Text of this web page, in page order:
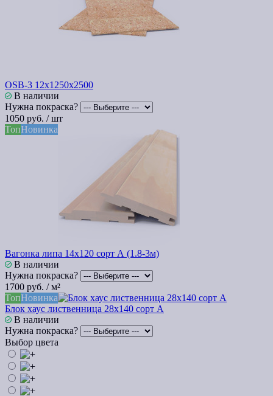
OSB-3 12х1250x2500
В наличии
Нужна покраска?
1050 руб. / шт
ТопНовинка
Вагонка липа 14х120 сорт А (1.8-3м)
В наличии
Нужна покраска?
1700 руб. / м²
ТопНовинка
Блок хаус лиственница 28х140 сорт А
В наличии
Нужна покраска?
Выбор цвета